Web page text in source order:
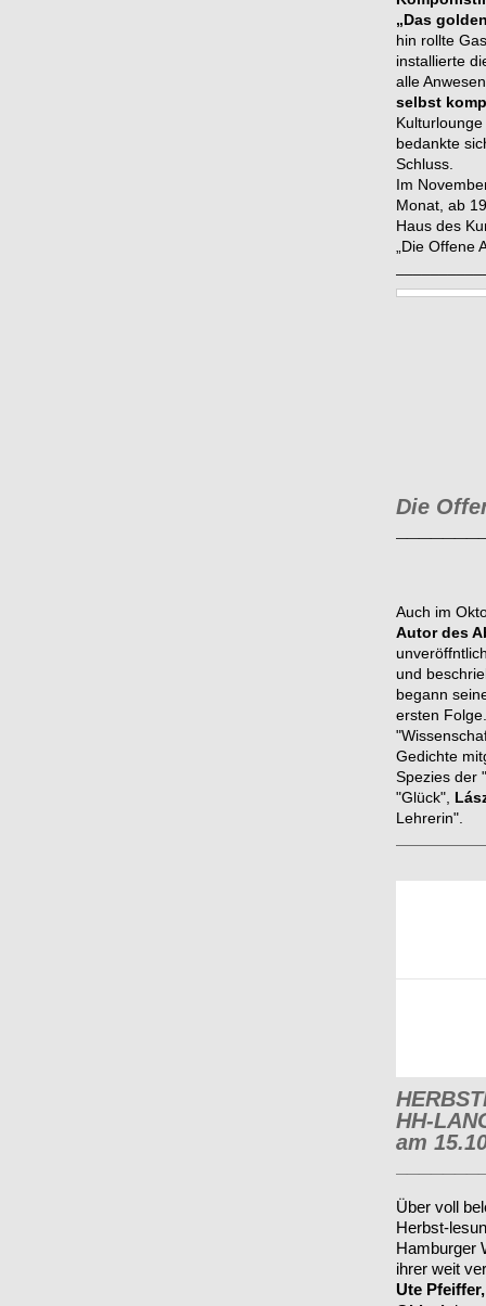
„Das
hin rollte
installierte
alle
selbst
bedankte
Schluss.
Im
Monat, ab
Haus des
„Die
Die
Auch im
Autor des
und
begann
ersten
Gedichte
Spezies der
"Glück",
Lehrerin".
HH-
am
Über voll
Herbst-
Hamburger
ihrer weit
Ute